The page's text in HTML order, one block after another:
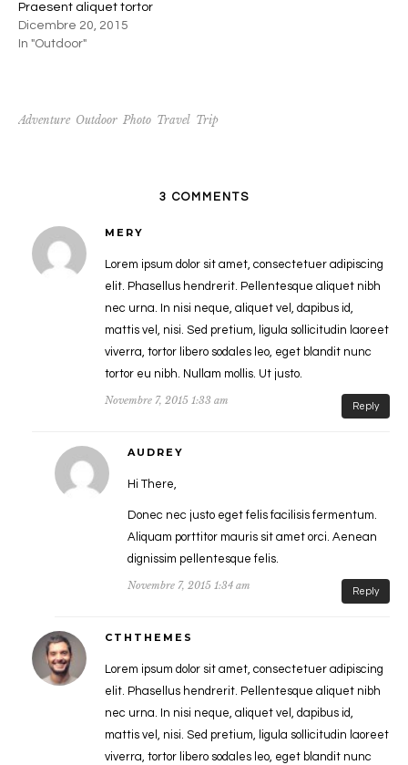
Praesent aliquet tortor
Dicembre 20, 2015
In "Outdoor"
Adventure Outdoor Photo Travel Trip
3 COMMENTS
MERY
Lorem ipsum dolor sit amet, consectetuer adipiscing
elit. Phasellus hendrerit. Pellentesque aliquet nibh
nec urna. In nisi neque, aliquet vel, dapibus id,
mattis vel, nisi. Sed pretium, ligula sollicitudin laoreet
viverra, tortor libero sodales leo, eget blandit nunc
tortor eu nibh. Nullam mollis. Ut justo.
Novembre 7, 2015 1:33 am Reply
AUDREY
Hi There,
Donec nec justo eget felis facilisis fermentum.
Aliquam porttitor mauris sit amet orci. Aenean
dignissim pellentesque felis.
Novembre 7, 2015 1:34 am Reply
CTHTHEMES
Lorem ipsum dolor sit amet, consectetuer adipiscing
elit. Phasellus hendrerit. Pellentesque aliquet nibh
nec urna. In nisi neque, aliquet vel, dapibus id,
mattis vel, nisi. Sed pretium, ligula sollicitudin laoreet
viverra, tortor libero sodales leo, eget blandit nunc